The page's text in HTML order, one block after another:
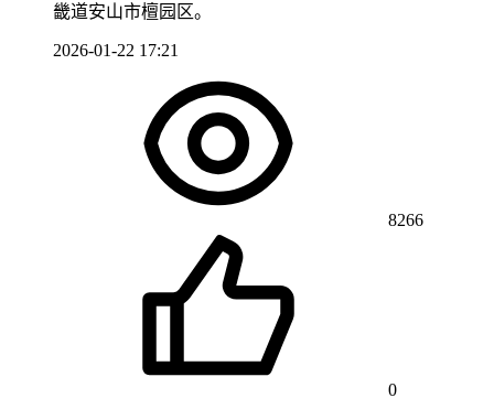
畿道安山市檀园区。
2026-01-22 17:21
8266
0